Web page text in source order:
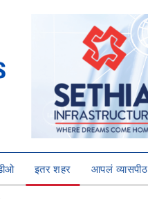
इतर शहर आपलं व्यासपीठ